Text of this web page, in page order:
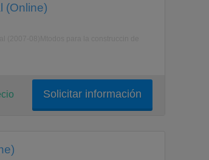
(Online)
Solicitar información